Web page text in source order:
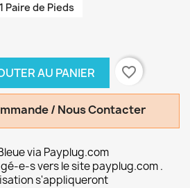
Paire de Pieds
AU PANIER favorite_border
/ Nous Contacter
via Payplug.com
e-s vers le site payplug.com .
s'appliqueront